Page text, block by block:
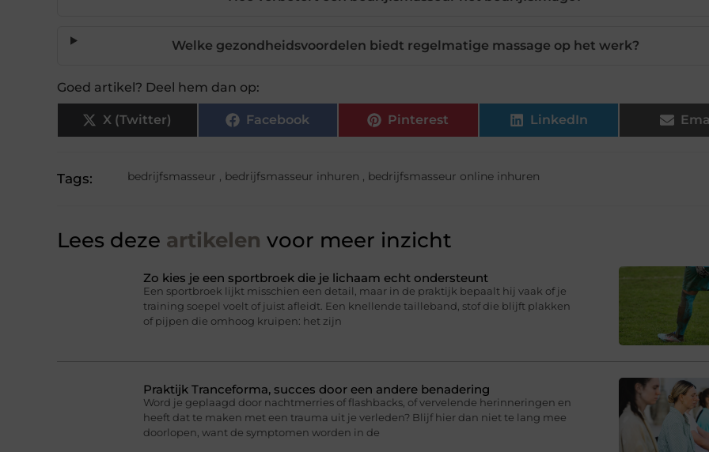
Welke gezondheidsvoordelen biedt regelmatige massage op het werk?
Goed artikel? Deel hem dan op:
X (Twitter) Facebook Pinterest LinkedIn
Tags: bedrijfsmasseur , bedrijfsmasseur inhuren , bedrijfsmasseur online inhuren
Lees deze artikelen voor meer inzicht
Zo kies je een sportbroek die je lichaam echt ondersteunt
Een sportbroek lijkt misschien een detail, maar in de praktijk bepaalt hij vaak of je
training soepel voelt of juist afleidt. Een knellende tailleband, stof die blijft plakken
of pijpen die omhoog kruipen: het zijn
Praktijk Tranceforma, succes door een andere benadering
Word je geplaagd door nachtmerries of flashbacks, of vervelende herinneringen en
heeft dat te maken met een trauma uit je verleden? Blijf hier dan niet te lang mee
doorlopen, want de symptomen worden in de